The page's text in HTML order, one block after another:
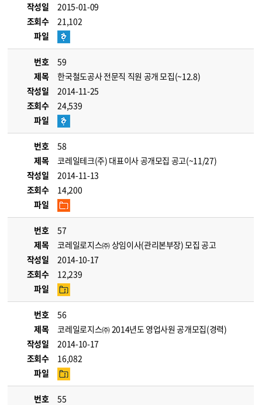
작성일
2015-01-09
조회수
21,102
파일
번호
59
제목
한국철도공사 전문직 직원 공개 모집(~12.8)
작성일
2014-11-25
조회수
24,539
파일
번호
58
제목
코레일테크(주) 대표이사 공개모집 공고(~11/27)
작성일
2014-11-13
조회수
14,200
파일
번호
57
제목
코레일로지스㈜ 상임이사(관리본부장) 모집 공고
작성일
2014-10-17
조회수
12,239
파일
번호
56
제목
코레일로지스㈜ 2014년도 영업사원 공개모집(경력)
작성일
2014-10-17
조회수
16,082
파일
번호
55